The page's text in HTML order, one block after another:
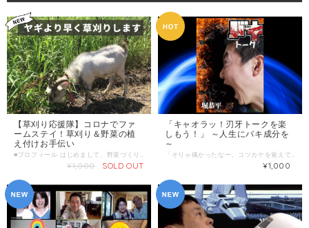
【草刈り応援隊】コロナでファ
ームステイ！草刈り＆野菜の植
え付けお手伝い
■プロフィール はじめまして、野菜づくりがライフワークの３児のパパのナカニシです。 医療介護福祉のスキルシェアサービス「じぶんはけん」創業メンバーで、 運営者でありながら、自分自身がユーザーとして活動しています。 長女が生まれからすぐ、趣味で野菜作りをはじめ、無農薬の野菜作り約１０年。 複業で農園アドバイザーをするなど、農ある人生を歩んでいます。 生まれた年：1981年生 ３児の父 長女、長男、次男 仕事：1.百姓（百の仕事をする人） 2.医療・介護・福祉事業所の人事広報 3.人生相談・働き方相談 得意なこと：相談にのること、小さな生業をつくること 苦手なこと：見返りを求められる親切 40代のコンセプト：土をつくり、笑顔をつくり、仕事をつくり、まちをつくる。 これからの夢、目標 当たり前の日常を大事に生きる 日本一おもろい駄菓子屋を家族経営 長女の結婚式でおもいっきり泣く 長男、次男が成人したら酒を酌み交わす 家族のお米と野菜の自給率80％ （草刈り応援隊について） これから野菜作りを始める人、 草刈りやってもらいたいけど手が回ってない人、 日程調整に限りがありますが、草刈りや植え付けのお手伝いします。 ＊草刈り機、刈払機（チップソー、ビニール、どちらも可）、ガソリン、鍬等の道具類はご準備ください。 ＊日程により実施できない場合があります。 ＊危険性が伴う場所はお断りする場合があります。 ＊交通費は商品代と別途、実施時に実費ご請求 ＊水分とお弁当いただけるとさらに力を発揮します。 ◆わたしの複業 野菜作り歴11年 有機無農薬の野菜作りを体験農園ではじめ、野菜作りのアドバイザー歴６年 ■提供できること 草刈り、畝たて、野菜作りのアドバイスやサポート ■ 調整可能な曜日・時間帯 土日祝がメイン（平日応相談） 下記複数希望日記載ください。 （備考に記載ください） 第一希望：●月●日●曜日 ●時●分～●時●分 第二希望：●月●日●曜日 ●時●分～●時●分 第三希望：●月●日●曜日 ●時●分～●時●分
¥1,000 SOLD OUT
「キャオラッ！刃牙トークを楽
しもう！」 ～人生にバキ成分を
～
「そりゃ痛かったなー。コツカケを覚えてたら良かったのになぁ」 「えーっと、ここの公式は、握力×スピード×体重＝破壊力で良かったっけ？」 「僕は5分間の無呼吸運動が可能なので、何とかなると思います」 「山本さん、っていうと、あのバランスの良い山本選手？」 「太ってるって、ビスケット・オリバの彼女みたいな？」 こんなジョークを言って、「？」という顔をされたこと、ありますよね。 「日本人なら刃牙くらい読んどけ！」と言いたいところをグッとこらえ、 愛想笑いでごまかした、そんなあなたの気持ち、分かります。 こんなに面白い作品で、こんなに（ネットで）話題になってるのに、 おかしい、周りに刃牙トークをできる人が居ない！ そんなあなたの悩みにお応えします。 一緒に、バキ成分を補充しましょう。 ■プロフィール 幼少より漫画に親しみ、毎週のようにグラップラー刃牙を始めとした漫画作品のついての論議を仲間たちと繰り広げる青春を過ごす。 現在はNPO法人ファザーリングジャパン関西メンバーとして、父親が父親であることを誇りにし、「笑ろてるパパ」を増やすため、日々活動を続けている。 ▼NPO法人ファザーリングジャパン関西 https://fjkansai.jp/ ■ 調整可能な曜日・時間帯 ご希望の候補日を３つ程度教えてください。 日中は仕事、休日は家族と出かけていることが多いので、 21時以降の時間帯が望ましいです。 希望日の１週間前までにはご連絡ください。 （送信欄）＝＝＝＝＝＝＝＝＝＝＝＝ 第一希望：●月●日●曜日 ●時●分～●時●分 第二希望：●月●日●曜日 ●時●分～●時●分 第三希望：●月●日●曜日 ●時●分～●時●分 ＝＝＝＝＝＝＝＝＝＝＝＝＝＝＝＝＝
¥1,000